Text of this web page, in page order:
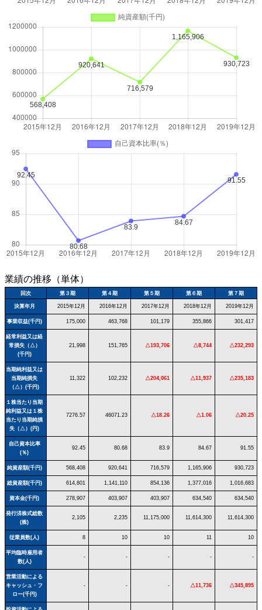
業績の推移（単体）
回次 第３期 第４期 第５期 第６期 第７期
決算年月 2015年12月 2016年12月 2017年12月 2018年12月 2019年12月
事業収益(千円) 175,000 463,768 101,179 355,866 301,417
経常利益又は経
常損失（△）
(千円)
21,998 151,765 △193,706 △8,744 △232,293
当期純利益又は
当期純損失
（△）(千円)
11,322 102,232 △204,061 △11,937 △235,183
１株当たり当期
純利益又は１株
当たり当期純損
失（△）(円)
7276.57 46071.23 △18.26 △1.06 △20.25
自己資本比率
(％)
92.45 80.68 83.9 84.67 91.55
純資産額(千円) 568,408 920,641 716,579 1,165,906 930,723
総資産額(千円) 614,801 1,141,110 854,136 1,377,016 1,016,683
資本金(千円) 278,907 403,907 403,907 634,540 634,540
発行済株式総数
(株)
2,105 2,235 11,175,000 11,614,300 11,614,300
従業員数(人) 8 10 10 11 10
平均臨時雇用者
数(人)
- - - - -
営業活動による
キャッシュ・フ
ロー(千円)
- - - △11,736 △345,895